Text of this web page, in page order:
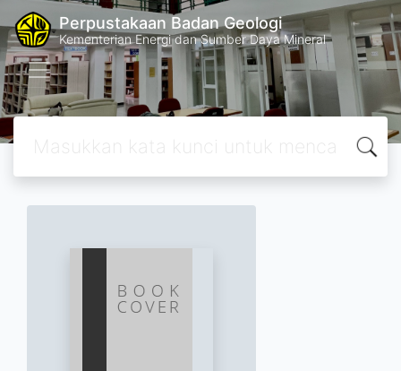
Perpustakaan Badan Geologi
Kementerian Energi dan Sumber Daya Mineral